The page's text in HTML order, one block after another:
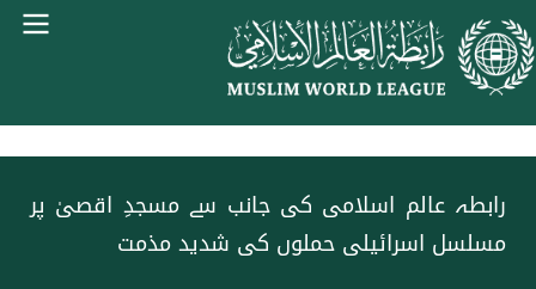
رابطہ عالم اسلامی کی جانب سے مسجدِ اقصیٰ پر
مسلسل اسرائیلی حملوں کی شدید مذمت